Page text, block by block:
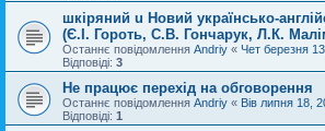
шкіряний u Новий українсько-
(Є.І. Гороть, С.В. Гончарук, Л.К.
Останнє повідомлення Andriy « Чет березня
Відповіді: 3
Не працює перехід на обговорення
Останнє повідомлення Andriy « Вів липня 18,
Відповіді: 1